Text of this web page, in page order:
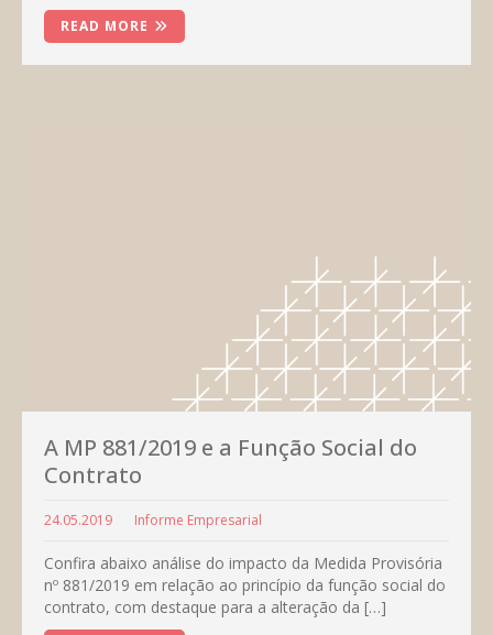
READ MORE
A MP 881/2019 e a Função Social do
Contrato
24.05.2019 Informe Empresarial
Confira abaixo análise do impacto da Medida Provisória
nº 881/2019 em relação ao princípio da função social do
contrato, com destaque para a alteração da […]